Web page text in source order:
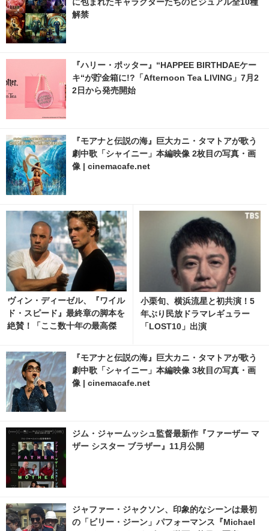
に包まれたキャラクターたちのビジュアル全10種
解禁
『ハリー・ポッター』“HAPPEE BIRTHDAEケー
キ“が貯金箱に!?「Afternoon Tea LIVING」7月2
2日から発売開始
『モアナと伝説の海』巨大カニ・タマトアが歌う
劇中歌「シャイニー」本編映像 2枚目の写真・画
像 | cinemacafe.net
ヴィン・ディーゼル、『ワイル
ド・スピード』最終章の脚本を
絶賛！「ここ数十年の最高傑
小栗旬、横浜流星と初共演！5
年ぶり民放ドラマレギュラー
「LOST10」出演
『モアナと伝説の海』巨大カニ・タマトアが歌う
劇中歌「シャイニー」本編映像 3枚目の写真・画
像 | cinemacafe.net
ジム・ジャームッシュ監督最新作『ファーザー マ
ザー シスター ブラザー』11月公開
ジャファー・ジャクソン、印象的なシーンは最初
の「ビリー・ジーン」パフォーマンス『Michael